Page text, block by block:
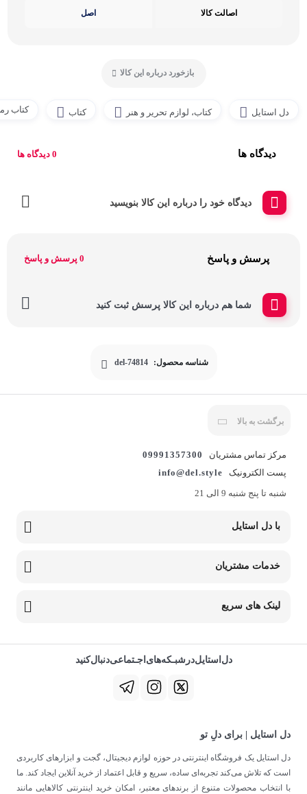
اصالت کالا اصل
بازخورد درباره این کالا
دل استایل کتاب، لوازم تحریر و هنر کتاب کتاب
دیدگاه ها 0 دیدگاه ها
دیدگاه خود را درباره این کالا بنویسید
پرسش و پاسخ 0 پرسش و پاسخ
شما هم درباره این کالا پرسش ثبت کنید
شناسه محصول: del-74814
برگشت به بالا
مرکز تماس مشتریان
09991357300
پست الکترونیک
info@del.style
شنبه تا پنج شنبه 9 الی 21
با دل استایل
خدمات مشتریان
لینک های سریع
دل‌استایل‌در‌‌شبـکه‌های‌اجـتماعی‌دنبال‌کنید
دل استایل | برای دلِ تو
دل استایل یک فروشگاه اینترنتی در حوزه لوازم دیجیتال، گجت و ابزارهای کاربردی
است که تلاش می‌کند تجربه‌ای ساده، سریع و قابل اعتماد از خرید آنلاین ایجاد کند. ما
با انتخاب محصولات متنوع از برندهای معتبر، امکان خرید اینترنتی کالاهایی مانند